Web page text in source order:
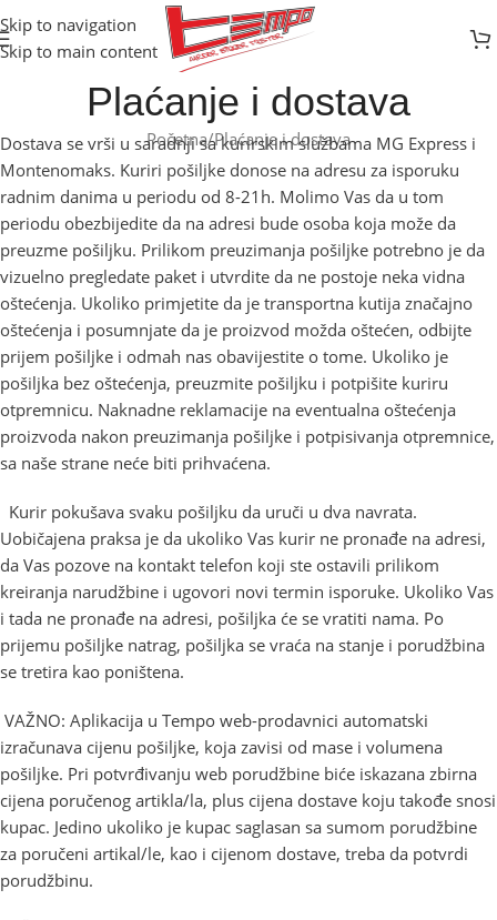
Skip to navigation
Skip to main content
Plaćanje i dostava
Početna Plaćanje i dostava
Dostava se vrši u saradnji sa kurirskim službama MG Express i
Montenomaks. Kuriri pošiljke donose na adresu za isporuku
radnim danima u periodu od 8-21h. Molimo Vas da u tom
periodu obezbijedite da na adresi bude osoba koja može da
preuzme pošiljku. Prilikom preuzimanja pošiljke potrebno je da
vizuelno pregledate paket i utvrdite da ne postoje neka vidna
oštećenja. Ukoliko primjetite da je transportna kutija značajno
oštećenja i posumnjate da je proizvod možda oštećen, odbijte
prijem pošiljke i odmah nas obavijestite o tome. Ukoliko je
pošiljka bez oštećenja, preuzmite pošiljku i potpišite kuriru
otpremnicu. Naknadne reklamacije na eventualna oštećenja
proizvoda nakon preuzimanja pošiljke i potpisivanja otpremnice,
sa naše strane neće biti prihvaćena.
Kurir pokušava svaku pošiljku da uruči u dva navrata.
Uobičajena praksa je da ukoliko Vas kurir ne pronađe na adresi,
da Vas pozove na kontakt telefon koji ste ostavili prilikom
kreiranja narudžbine i ugovori novi termin isporuke. Ukoliko Vas
i tada ne pronađe na adresi, pošiljka će se vratiti nama. Po
prijemu pošiljke natrag, pošiljka se vraća na stanje i porudžbina
se tretira kao poništena.
VAŽNO: Aplikacija u Tempo web-prodavnici automatski
izračunava cijenu pošiljke, koja zavisi od mase i volumena
pošiljke. Pri potvrđivanju web porudžbine biće iskazana zbirna
cijena poručenog artikla/la, plus cijena dostave koju takođe snosi
kupac. Jedino ukoliko je kupac saglasan sa sumom porudžbine
za poručeni artikal/le, kao i cijenom dostave, treba da potvrdi
porudžbinu.